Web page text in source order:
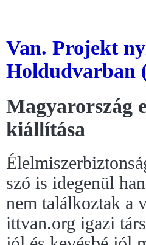
Van. Projekt
Holdudvarban
Magyarország
kiállítása
szó is idegenül
nem találkoztak a
ittvan.org igazi